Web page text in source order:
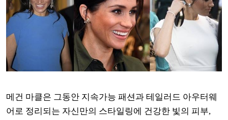
메건 마클은 그동안 지속가능 패션과 테일러드 아우터웨
어로 정리되는 자신만의 스타일링에 건강한 빛의 피부,